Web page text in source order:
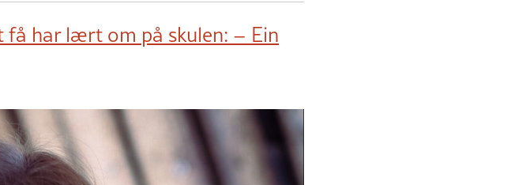
har lært om på skulen: – Ein